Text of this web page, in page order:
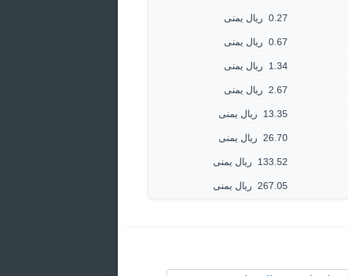
0.27 ‏ ريال يمنى
0.67 ‏ ريال يمنى
1.34 ‏ ريال يمنى
2.67 ‏ ريال يمنى
13.35 ‏ ريال يمنى
26.70 ‏ ريال يمنى
133.52 ‏ ريال يمنى
267.05 ‏ ريال يمنى